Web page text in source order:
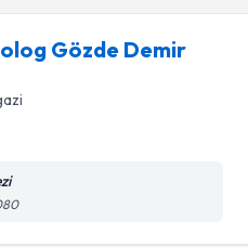
Gözde Demir